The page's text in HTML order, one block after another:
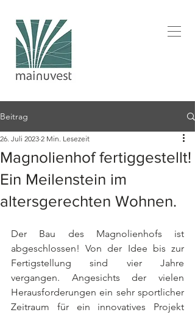
Beitrag
Magnolienhof fertiggestellt!
Ein Meilenstein im
altersgerechten Wohnen.
26. Juli 2023 2 Min. Lesezeit
Der Bau des Magnolienhofs ist
abgeschlossen! Von der Idee bis zur
Fertigstellung sind vier Jahre
vergangen. Angesichts der vielen
Herausforderungen ein sehr sportlicher
Zeitraum für ein innovatives Projekt